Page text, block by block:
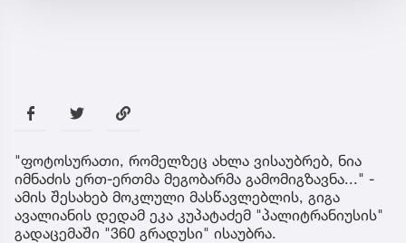
"ფოტოსურათი, რომელზეც ახლა ვისაუბრებ, ნია
იმნაძის ერთ-ერთმა მეგობარმა გამომიგზავნა..." -
ამის შესახებ მოკლული მასწავლებლის, გიგა
ავალიანის დედამ ეკა კუპატაძემ "პალიტრანიუსის"
გადაცემაში "360 გრადუსი" ისაუბრა.